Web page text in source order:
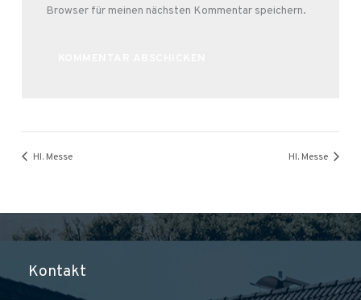
Browser für meinen nächsten Kommentar speichern.
Hl. Messe Hl. Messe
Kontakt